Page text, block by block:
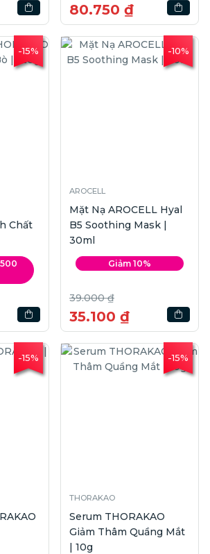
80.750 ₫
-15%
Chất
-10%
AROCELL
Mặt Nạ AROCELL Hyal
B5 Soothing Mask |
30ml
Giảm 10%
39.000 ₫
35.100 ₫
-15% -15%
THORAKAO
Serum THORAKAO
Giảm Thâm Quầng Mắt
| 10g